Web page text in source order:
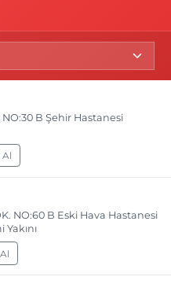
NO:30 B Şehir Hastanesi
Al
NO:60 B Eski Hava Hastanesi
Yakını